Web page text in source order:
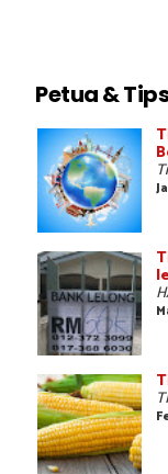
Petua & Tips